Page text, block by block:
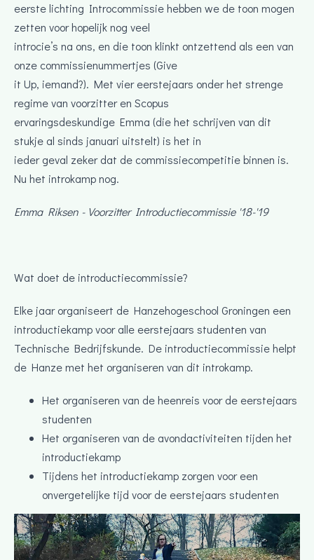
eerste lichting Introcommissie hebben we de toon mogen
zetten voor hopelijk nog veel
introcie’s na ons, en die toon klinkt ontzettend als een van
onze commissienummertjes (Give
it Up, iemand?). Met vier eerstejaars onder het strenge
regime van voorzitter en Scopus
ervaringsdeskundige Emma (die het schrijven van dit
stukje al sinds januari uitstelt) is het in
ieder geval zeker dat de commissiecompetitie binnen is.
Nu het introkamp nog.
Emma Riksen - Voorzitter Introductiecommissie '18-'19
Wat doet de introductiecommissie?
Elke jaar organiseert de Hanzehogeschool Groningen een
introductiekamp voor alle eerstejaars studenten van
Technische Bedrijfskunde. De introductiecommissie helpt
de Hanze met het organiseren van dit introkamp.
Het organiseren van de heenreis voor de eerstejaars
studenten
Het organiseren van de avondactiviteiten tijden het
introductiekamp
Tijdens het introductiekamp zorgen voor een
onvergetelijke tijd voor de eerstejaars studenten